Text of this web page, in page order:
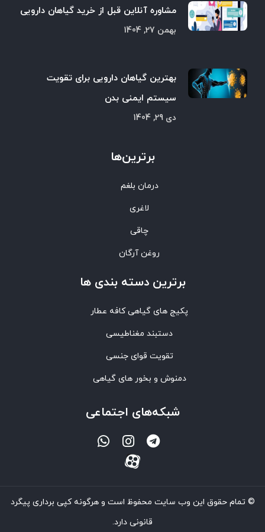
مشاوره آنلاین قبل از خرید گیاهان دارویی
بهمن 27, 1404
بهترین گیاهان دارویی برای تقویت
سیستم ایمنی بدن
دی 29, 1404
برترین‌ها
درمان بلغم
لاغری
چاقی
روغن آرگان
برترین‌ دسته بندی ها
پکیج های گیاهی کافه عطار
دستبند مغناطیسی
تقویت قوای جنسی
دمنوش و بخور های گیاهی
شبکه‌های اجتماعی
© تمام حقوق این وب سایت محفوظ است و هرگونه کپی برداری پیگرد
قانونی دارد.